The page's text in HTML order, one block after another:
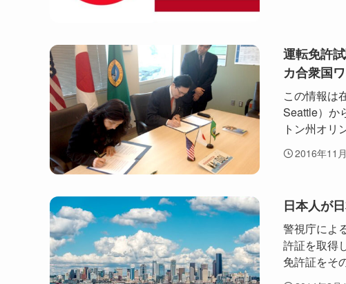
運転免許
カ合衆国
この情報は
Seattle）か
トン州オリ
2016年11
日本人が
警視庁によ
許証を取得
免許証をそ